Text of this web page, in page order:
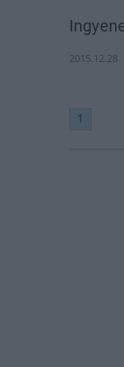
2015.12.28
1